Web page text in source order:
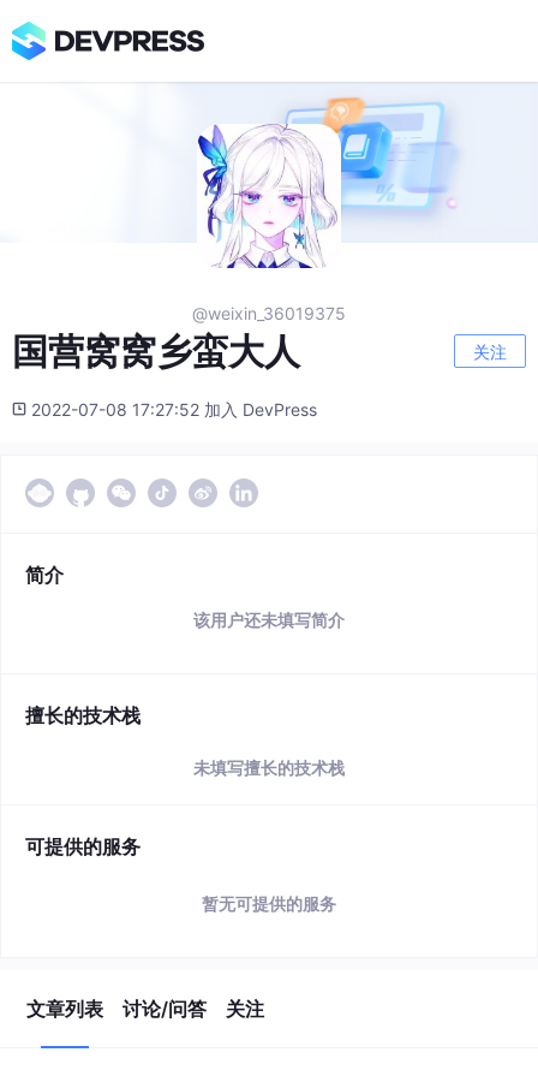
@weixin_36019375
国营窝窝乡蛮大人 关注
2022-07-08 17:27:52 加入 DevPress
简介
该用户还未填写简介
擅长的技术栈
未填写擅长的技术栈
可提供的服务
暂无可提供的服务
文章列表 讨论/问答 关注